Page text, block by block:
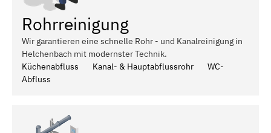
Rohrreinigung
Wir garantieren eine schnelle Rohr - und Kanalreinigung in
Helchenbach mit modernster Technik.
Küchenabfluss
Kanal- & Hauptabflussrohr
WC-
Abfluss